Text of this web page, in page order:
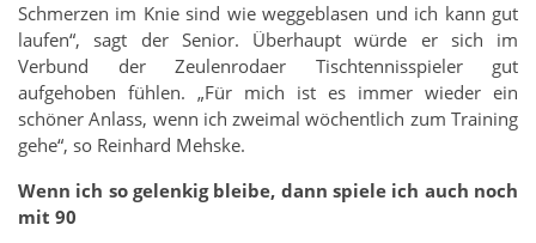
Schmerzen im Knie sind wie weggeblasen und ich kann gut
laufen“, sagt der Senior. Überhaupt würde er sich im
Verbund der Zeulenrodaer Tischtennisspieler gut
aufgehoben fühlen. „Für mich ist es immer wieder ein
schöner Anlass, wenn ich zweimal wöchentlich zum Training
gehe“, so Reinhard Mehske.
Wenn ich so gelenkig bleibe, dann spiele ich auch noch
mit 90